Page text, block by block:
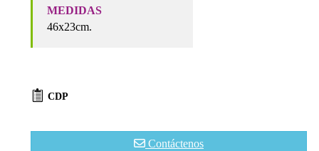
MEDIDAS
46x23cm.
CDP
Contáctenos